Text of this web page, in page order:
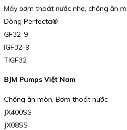
Máy bơm thoát nước nhẹ, chống ăn
Dòng Perfecta®
GF32-9
IGF32-9
TIGF32
BJM Pumps Việt Nam
Chống ăn mòn, Bơm thoát nước
JX400SS
JX08SS